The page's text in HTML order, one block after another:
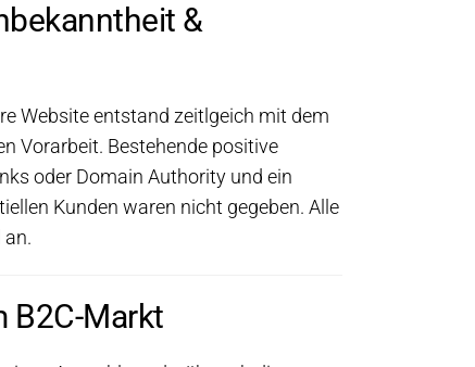
&
Website entstand zeitlgeich mit dem
Vorarbeit. Bestehende positive
oder Domain Authority und ein
Kunden waren nicht gegeben. Alle
B2C-Markt